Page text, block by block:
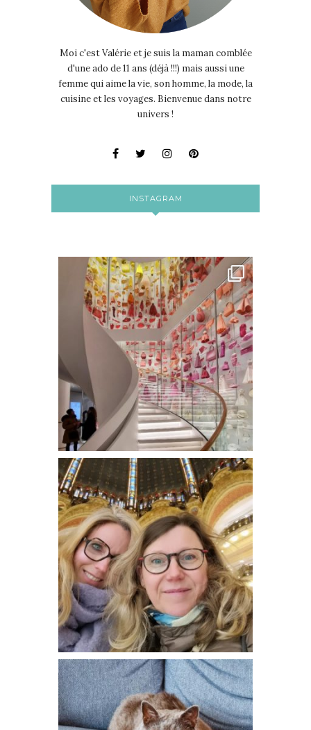
Moi c'est Valérie et je suis la maman comblée
d'une ado de 11 ans (déjà !!!) mais aussi une
femme qui aime la vie, son homme, la mode, la
cuisine et les voyages. Bienvenue dans notre
univers !
INSTAGRAM